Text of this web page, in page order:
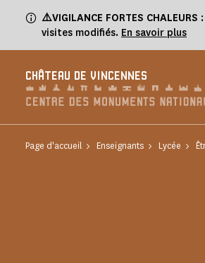
⚠️VIGILANCE FORTES CHALEURS
visites modifiés. En savoir plus
CHÂTEAU DE VINCENNES
Page d'accueil Enseignants Lycée